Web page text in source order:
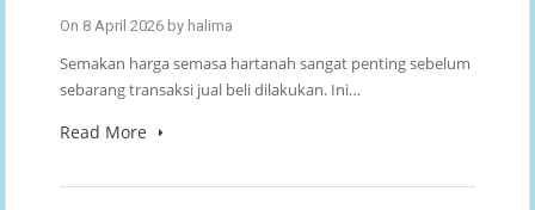
On 8 April 2026 by halima
Semakan harga semasa hartanah sangat penting sebelum
sebarang transaksi jual beli dilakukan. Ini…
Read More